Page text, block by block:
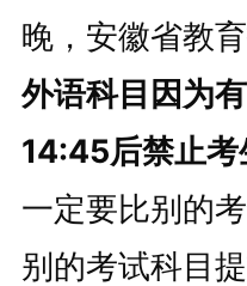
晚，安徽省教
外语科目因为
14:45后禁止考
一定要比别的
别的考试科目